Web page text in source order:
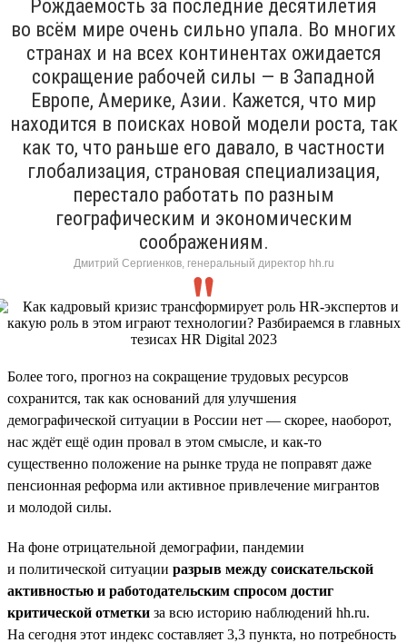
Рождаемость за последние десятилетия
во всём мире очень сильно упала. Во многих
странах и на всех континентах ожидается
сокращение рабочей силы — в Западной
Европе, Америке, Азии. Кажется, что мир
находится в поисках новой модели роста, так
как то, что раньше его давало, в частности
глобализация, страновая специализация,
перестало работать по разным
географическим и экономическим
соображениям.
Дмитрий Сергиенков, генеральный директор hh.ru
Более того, прогноз на сокращение трудовых ресурсов
сохранится, так как оснований для улучшения
демографической ситуации в России нет — скорее, наоборот,
нас ждёт ещё один провал в этом смысле, и как-то
существенно положение на рынке труда не поправят даже
пенсионная реформа или активное привлечение мигрантов
и молодой силы.
На фоне отрицательной демографии, пандемии
и политической ситуации разрыв между соискательской
активностью и работодательским спросом достиг
критической отметки за всю историю наблюдений hh.ru.
На сегодня этот индекс составляет 3,3 пункта, но потребность